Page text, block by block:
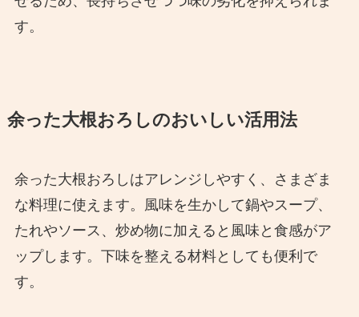
す。
余った大根おろしのおいしい活用法
余った大根おろしはアレンジしやすく、さまざま
な料理に使えます。風味を生かして鍋やスープ、
たれやソース、炒め物に加えると風味と食感がア
ップします。下味を整える材料としても便利で
す。